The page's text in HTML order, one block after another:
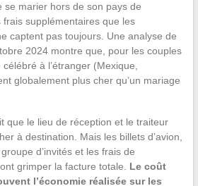
se marier hors de son pays de
supplémentaires que les
captent pas toujours. Une analyse de
2024 montre que, pour les couples
à l’étranger (Mexique,
globalement plus cher qu’un mariage
que le lieu de réception et le traiteur
à destination. Mais les billets d’avion,
d’invités et les frais de
grimper la facture totale. Le coût
l’économie réalisée sur les